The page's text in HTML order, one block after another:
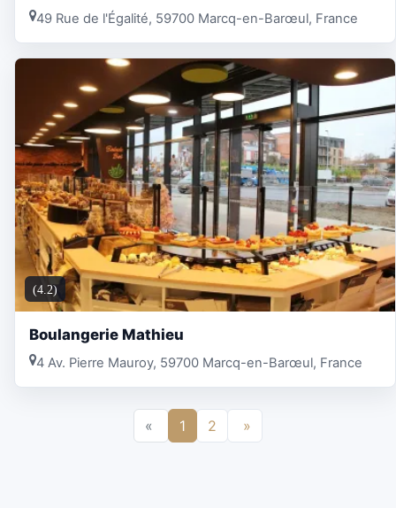
49 Rue de l'Égalité, 59700 Marcq-en-Barœul, France
(4.2)
Boulangerie Mathieu
4 Av. Pierre Mauroy, 59700 Marcq-en-Barœul, France
« 1 2 »